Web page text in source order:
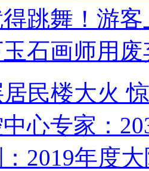
跳舞！游客
石画师用
居民楼大火
心专家：
2019年度